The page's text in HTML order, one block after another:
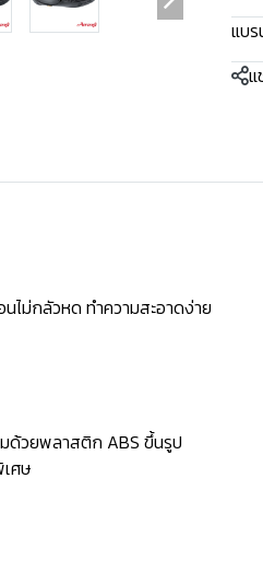
แบ
แ
ไม่กลัวหด ทำความสะอาดง่าย
ด้วยพลาสติก ABS ขึ้นรูป
ศษ